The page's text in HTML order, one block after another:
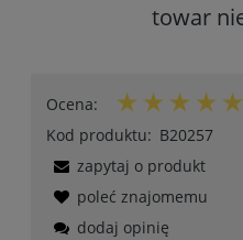
towar
Ocena:
Kod produktu: B20257
zapytaj o produkt
poleć znajomemu
dodaj opinię